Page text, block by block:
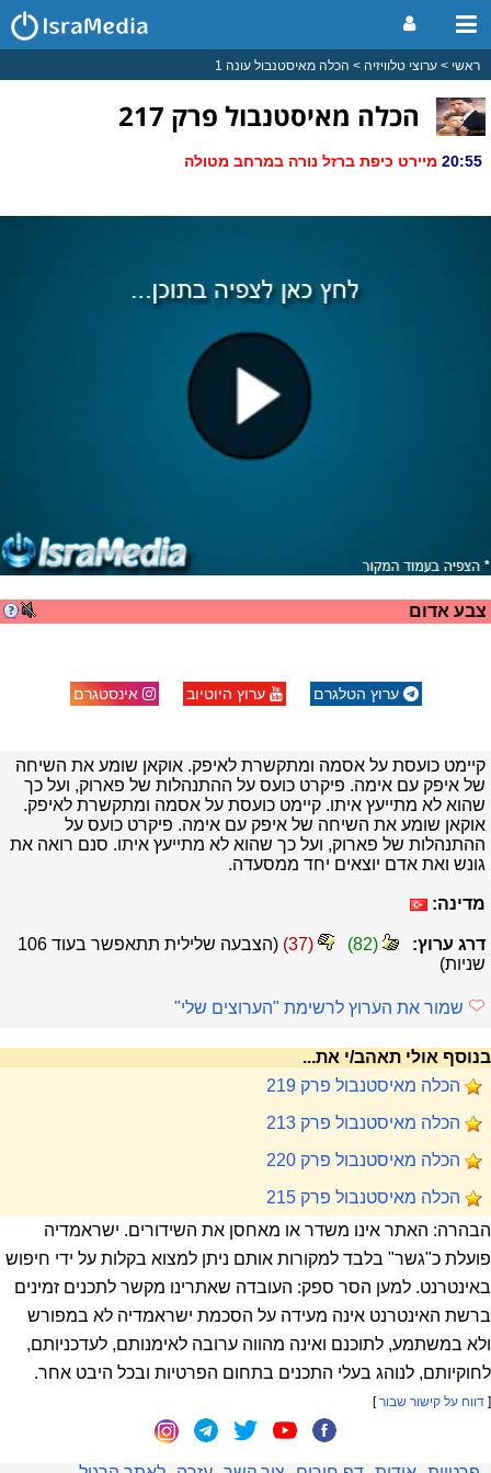
ראשי ערוצי טלוויזיה הכלה מאיסטנבול עונה 1
הכלה מאיסטנבול פרק 217
צבע אדום
ערוץ הטלגרם ערוץ היוטיוב אינסטגרם
קיימט כועסת על אסמה ומתקשרת לאיפק. אוקאן שומע את השיחה
של איפק עם אימה. פיקרט כועס על ההתנהלות של פארוק, ועל כך
שהוא לא מתייעץ איתו. קיימט כועסת על אסמה ומתקשרת לאיפק.
אוקאן שומע את השיחה של איפק עם אימה. פיקרט כועס על
ההתנהלות של פארוק, ועל כך שהוא לא מתייעץ איתו. סנם רואה את
גונש ואת אדם יוצאים יחד ממסעדה.
מדינה:
דרג ערוץ: (
82
)
(
37
) (הצבעה שלילית תתאפשר בעוד 105
שניות)
שמור את הערוץ לרשימת "הערוצים שלי"
בנוסף אולי תאהב/י את...
הכלה מאיסטנבול פרק 219
הכלה מאיסטנבול פרק 213
הכלה מאיסטנבול פרק 220
הכלה מאיסטנבול פרק 215
הבהרה: האתר אינו משדר או מאחסן את השידורים. ישראמדיה
פועלת כ"גשר" בלבד למקורות אותם ניתן למצוא בקלות על ידי חיפוש
באינטרנט. למען הסר ספק: העובדה שאתרינו מקשר לתכנים זמינים
ברשת האינטרנט אינה מעידה על הסכמת ישראמדיה לא במפורש
ולא במשתמע, לתוכנם ואינה מהווה ערובה לאימנותם, לעדכניותם,
לחוקיותם, לנוהג בעלי התכנים בתחום הפרטיות ובכל היבט אחר.
[ דווח על קישור שבור]